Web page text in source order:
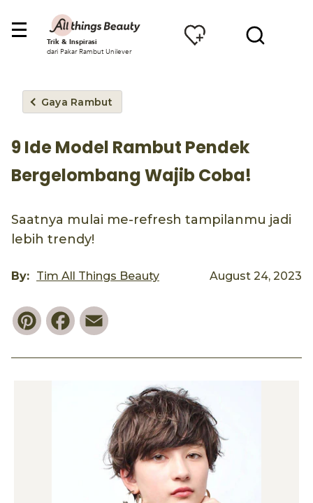
Trik & Inspirasi
dari Pakar Rambut Unilever
Gaya Rambut
9 Ide Model Rambut Pendek
Bergelombang Wajib Coba!
Saatnya mulai me-refresh tampilanmu jadi
lebih trendy!
By: Tim All Things Beauty August 24, 2023
PinterestFacebook